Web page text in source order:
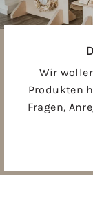
Wir
Produkten
Fragen,